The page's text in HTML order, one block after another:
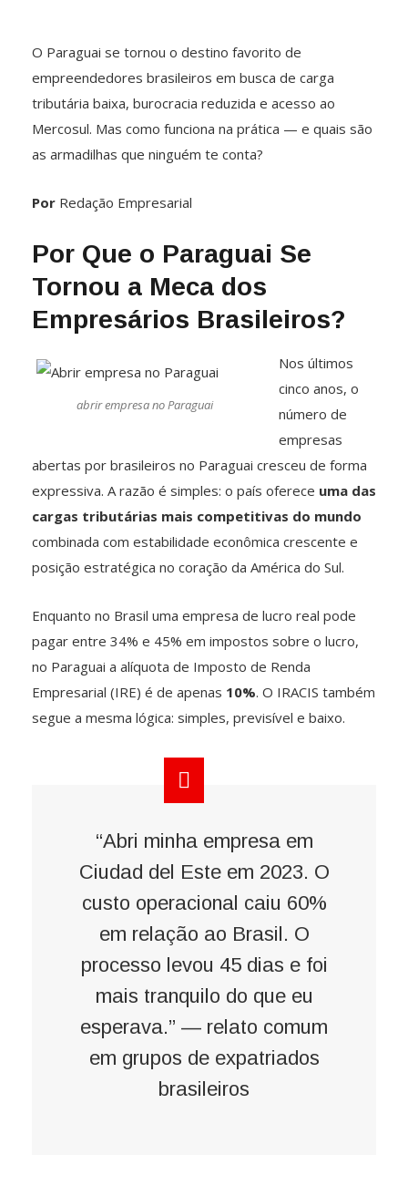
O Paraguai se tornou o destino favorito de
empreendedores brasileiros em busca de carga
tributária baixa, burocracia reduzida e acesso ao
Mercosul. Mas como funciona na prática — e quais são
as armadilhas que ninguém te conta?
Por Redação Empresarial
Por Que o Paraguai Se
Tornou a Meca dos
Empresários Brasileiros?
abrir empresa no Paraguai
Nos últimos
cinco anos, o
número de
empresas
abertas por brasileiros no Paraguai cresceu de forma
expressiva. A razão é simples: o país oferece uma das
cargas tributárias mais competitivas do mundo
combinada com estabilidade econômica crescente e
posição estratégica no coração da América do Sul.
Enquanto no Brasil uma empresa de lucro real pode
pagar entre 34% e 45% em impostos sobre o lucro,
no Paraguai a alíquota de Imposto de Renda
Empresarial (IRE) é de apenas 10%. O IRACIS também
segue a mesma lógica: simples, previsível e baixo.
“Abri minha empresa em
Ciudad del Este em 2023. O
custo operacional caiu 60%
em relação ao Brasil. O
processo levou 45 dias e foi
mais tranquilo do que eu
esperava.” — relato comum
em grupos de expatriados
brasileiros